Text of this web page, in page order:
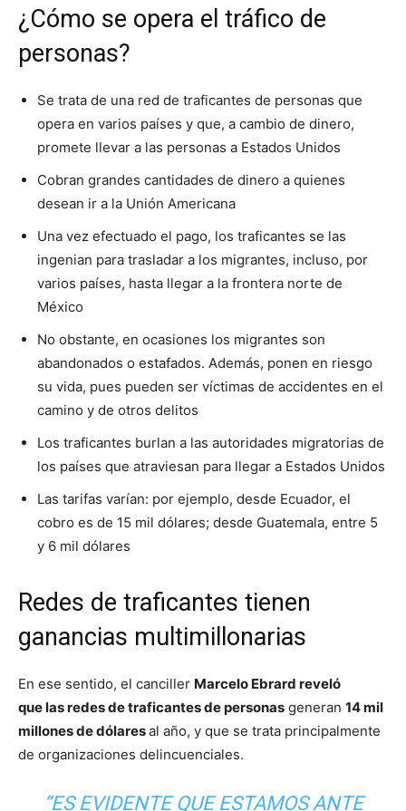
¿Cómo se opera el tráfico de
personas?
Se trata de una red de traficantes de personas que
opera en varios países y que, a cambio de dinero,
promete llevar a las personas a Estados Unidos
Cobran grandes cantidades de dinero a quienes
desean ir a la Unión Americana
Una vez efectuado el pago, los traficantes se las
ingenian para trasladar a los migrantes, incluso, por
varios países, hasta llegar a la frontera norte de
México
No obstante, en ocasiones los migrantes son
abandonados o estafados. Además, ponen en riesgo
su vida, pues pueden ser víctimas de accidentes en el
camino y de otros delitos
Los traficantes burlan a las autoridades migratorias de
los países que atraviesan para llegar a Estados Unidos
Las tarifas varían: por ejemplo, desde Ecuador, el
cobro es de 15 mil dólares; desde Guatemala, entre 5
y 6 mil dólares
Redes de traficantes tienen
ganancias multimillonarias
En ese sentido, el canciller Marcelo Ebrard reveló
que las redes de traficantes de personas generan 14 mil
millones de dólaresal año, y que se trata principalmente
de organizaciones delincuenciales.
“ES EVIDENTE QUE ESTAMOS ANTE